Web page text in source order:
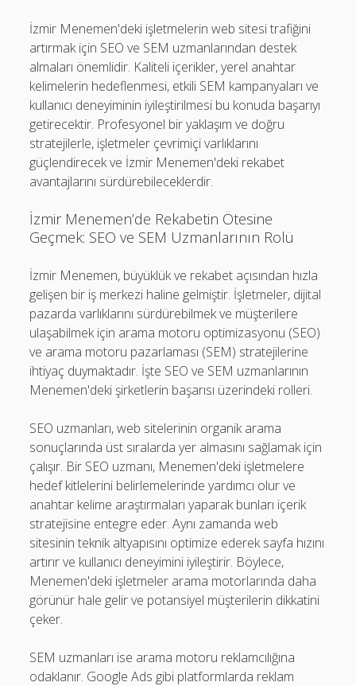
İzmir Menemen'deki işletmelerin web sitesi trafiğini
artırmak için SEO ve SEM uzmanlarından destek
almaları önemlidir. Kaliteli içerikler, yerel anahtar
kelimelerin hedeflenmesi, etkili SEM kampanyaları ve
kullanıcı deneyiminin iyileştirilmesi bu konuda başarıyı
getirecektir. Profesyonel bir yaklaşım ve doğru
stratejilerle, işletmeler çevrimiçi varlıklarını
güçlendirecek ve İzmir Menemen'deki rekabet
avantajlarını sürdürebileceklerdir.
İzmir Menemen’de Rekabetin Ötesine
Geçmek: SEO ve SEM Uzmanlarının Rolü
İzmir Menemen, büyüklük ve rekabet açısından hızla
gelişen bir iş merkezi haline gelmiştir. İşletmeler, dijital
pazarda varlıklarını sürdürebilmek ve müşterilere
ulaşabilmek için arama motoru optimizasyonu (SEO)
ve arama motoru pazarlaması (SEM) stratejilerine
ihtiyaç duymaktadır. İşte SEO ve SEM uzmanlarının
Menemen'deki şirketlerin başarısı üzerindeki rolleri.
SEO uzmanları, web sitelerinin organik arama
sonuçlarında üst sıralarda yer almasını sağlamak için
çalışır. Bir SEO uzmanı, Menemen'deki işletmelere
hedef kitlelerini belirlemelerinde yardımcı olur ve
anahtar kelime araştırmaları yaparak bunları içerik
stratejisine entegre eder. Aynı zamanda web
sitesinin teknik altyapısını optimize ederek sayfa hızını
artırır ve kullanıcı deneyimini iyileştirir. Böylece,
Menemen'deki işletmeler arama motorlarında daha
görünür hale gelir ve potansiyel müşterilerin dikkatini
çeker.
SEM uzmanları ise arama motoru reklamcılığına
odaklanır. Google Ads gibi platformlarda reklam